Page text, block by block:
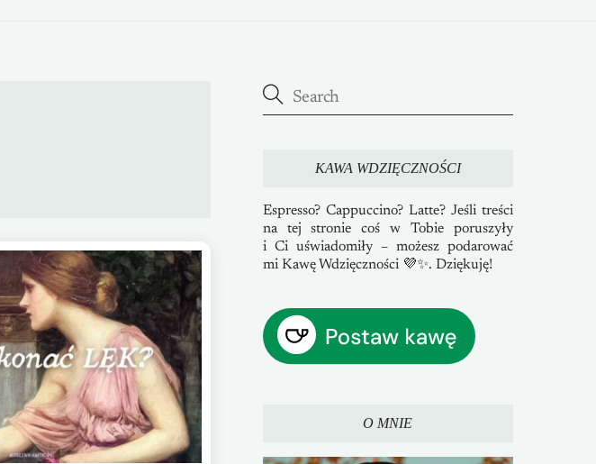
KAWA WDZIĘCZNOŚCI
Espresso? Cappuccino? Latte? Jeśli treści
na tej stronie coś w Tobie poruszyły
i Ci uświadomiły – możesz podarować
mi Kawę Wdzięczności 💜✨. Dziękuję!
O MNIE